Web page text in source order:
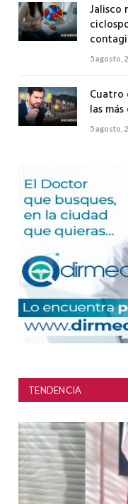
Jalisco
5 agosto,
Cuatro
las
5 agosto,
TENDENCIA